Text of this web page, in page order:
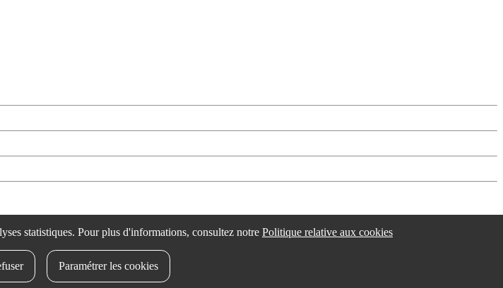
politika/Cookie politika/Babesle eta laguntzaileak/Changer les paramétres des cookies
statistiques. Pour plus d'informations, consultez notre Politique relative aux cookies
Paramétrer les cookies